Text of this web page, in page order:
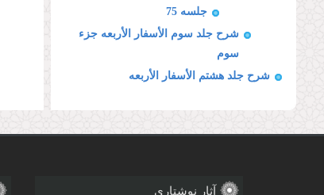
جلسه 75
شرح جلد سوم الأسفار الأربعه جزء
سوم
شرح جلد هشتم الأسفار الأربعه
آثار نوشتاری